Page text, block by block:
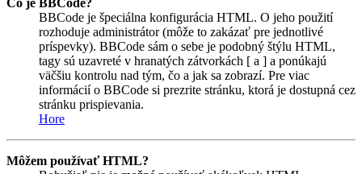
Čo je BBCode?
BBCode je špeciálna konfigurácia HTML. O jeho použití
rozhoduje administrátor (môže to zakázať pre jednotlivé
príspevky). BBCode sám o sebe je podobný štýlu HTML,
tagy sú uzavreté v hranatých zátvorkách [ a ] a ponúkajú
väčšiu kontrolu nad tým, čo a jak sa zobrazí. Pre viac
informácií o BBCode si prezrite stránku, ktorá je dostupná cez
stránku prispievania.
Hore
Môžem používať HTML?